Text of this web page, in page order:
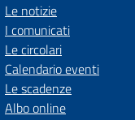
Le notizie
I comunicati
Le circolari
Calendario eventi
Le scadenze
Albo online